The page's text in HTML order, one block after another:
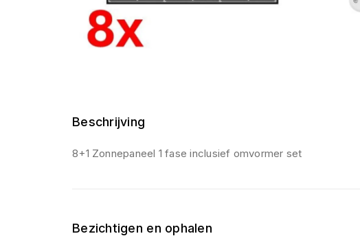
Beschrijving
8+1 Zonnepaneel 1 fase inclusief omvormer set
Bezichtigen en ophalen